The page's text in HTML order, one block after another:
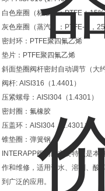
白色座圈（标准）：PTFE +
灰色座圈（蒸汽）：PTFE-C，
密封环：PTFE聚四氟乙烯
垫片：PTFE聚四氟乙烯
斜面垫圈阀杆密封自动调节（大
阀杆: AISI316（1.4401）
压紧螺母：AISI304（1.4301）
密封圈：氟橡胶
压盖环：AISI304（1.4301）
锥垫圈：弹簧钢
INTERAPP阀门的主要特点是
作和维修，适用于水、溶剂、酸
到广泛的应用。